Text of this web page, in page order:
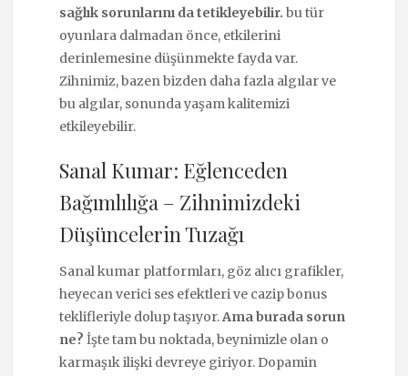
sağlık sorunlarını da tetikleyebilir. bu tür
oyunlara dalmadan önce, etkilerini
derinlemesine düşünmekte fayda var.
Zihnimiz, bazen bizden daha fazla algılar ve
bu algılar, sonunda yaşam kalitemizi
etkileyebilir.
Sanal Kumar: Eğlenceden
Bağımlılığa – Zihnimizdeki
Düşüncelerin Tuzağı
Sanal kumar platformları, göz alıcı grafikler,
heyecan verici ses efektleri ve cazip bonus
teklifleriyle dolup taşıyor.Ama burada sorun
ne? İşte tam bu noktada, beynimizle olan o
karmaşık ilişki devreye giriyor. Dopamin